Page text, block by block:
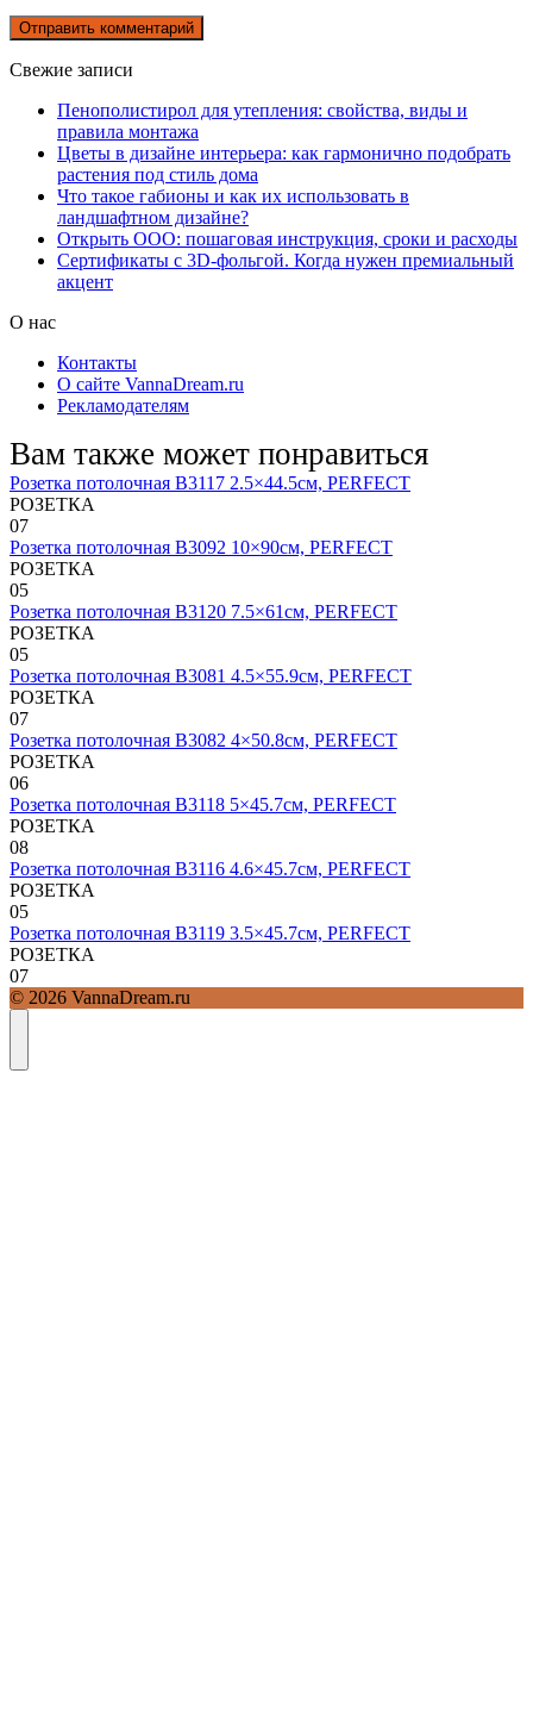
Свежие записи
Пенополистирол для утепления: свойства, виды и
правила монтажа
Цветы в дизайне интерьера: как гармонично подобрать
растения под стиль дома
Что такое габионы и как их использовать в
ландшафтном дизайне?
Открыть ООО: пошаговая инструкция, сроки и расходы
Сертификаты с 3D-фольгой. Когда нужен премиальный
акцент
О нас
Контакты
О сайте VannaDream.ru
Рекламодателям
Вам также может понравиться
Розетка потолочная B3117 2.5×44.5см, PERFECT
РОЗЕТКА
07
Розетка потолочная B3092 10×90см, PERFECT
РОЗЕТКА
05
Розетка потолочная B3120 7.5×61см, PERFECT
РОЗЕТКА
05
Розетка потолочная B3081 4.5×55.9см, PERFECT
РОЗЕТКА
07
Розетка потолочная B3082 4×50.8см, PERFECT
РОЗЕТКА
06
Розетка потолочная B3118 5×45.7см, PERFECT
РОЗЕТКА
08
Розетка потолочная B3116 4.6×45.7см, PERFECT
РОЗЕТКА
05
Розетка потолочная B3119 3.5×45.7см, PERFECT
РОЗЕТКА
07
© 2026 VannaDream.ru